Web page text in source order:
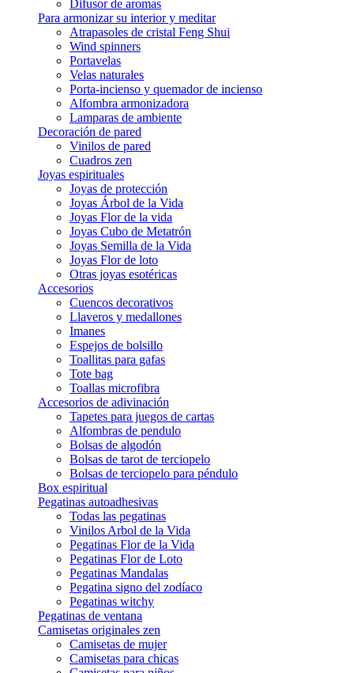
Difusor de aromas
Para armonizar su interior y meditar
Atrapasoles de cristal Feng Shui
Wind spinners
Portavelas
Velas naturales
Porta-incienso y quemador de incienso
Alfombra armonizadora
Lamparas de ambiente
Decoración de pared
Vinilos de pared
Cuadros zen
Joyas espirituales
Joyas de protección
Joyas Árbol de la Vida
Joyas Flor de la vida
Joyas Cubo de Metatrón
Joyas Semilla de la Vida
Joyas Flor de loto
Otras joyas esotéricas
Accesorios
Cuencos decorativos
Llaveros y medallones
Imanes
Espejos de bolsillo
Toallitas para gafas
Tote bag
Toallas microfibra
Accesorios de adivinación
Tapetes para juegos de cartas
Alfombras de pendulo
Bolsas de algodón
Bolsas de tarot de terciopelo
Bolsas de terciopelo para péndulo
Box espiritual
Pegatinas autoadhesivas
Todas las pegatinas
Vinilos Arbol de la Vida
Pegatinas Flor de la Vida
Pegatinas Flor de Loto
Pegatinas Mandalas
Pegatina signo del zodíaco
Pegatinas witchy
Pegatinas de ventana
Camisetas originales zen
Camisetas de mujer
Camisetas para chicas